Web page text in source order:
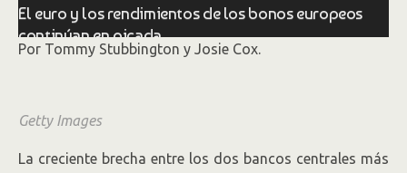
El euro y los rendimientos de los bonos europeos
continúan en picada
Por Tommy Stubbington y Josie Cox.
Getty Images
La creciente brecha entre los dos bancos centrales más